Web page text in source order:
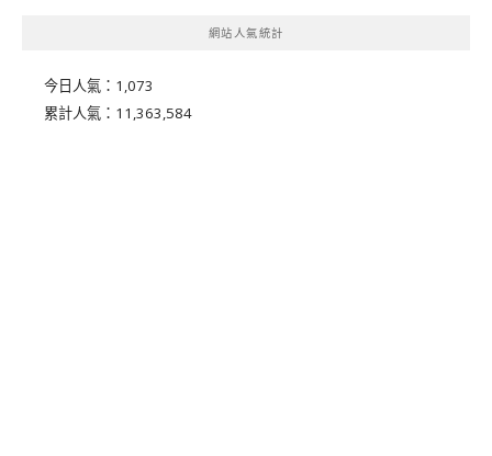
網站人氣統計
今日人氣： 1,073
累計人氣： 11,363,584